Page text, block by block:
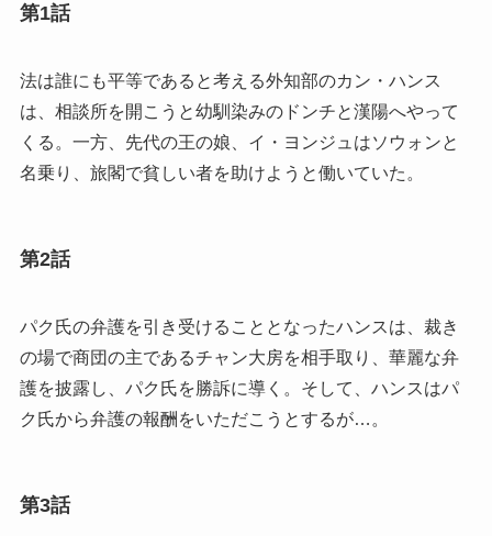
第1話
法は誰にも平等であると考える外知部のカン・ハンス
は、相談所を開こうと幼馴染みのドンチと漢陽へやって
くる。一方、先代の王の娘、イ・ヨンジュはソウォンと
名乗り、旅閣で貧しい者を助けようと働いていた。
第2話
パク氏の弁護を引き受けることとなったハンスは、裁き
の場で商団の主であるチャン大房を相手取り、華麗な弁
護を披露し、パク氏を勝訴に導く。そして、ハンスはパ
ク氏から弁護の報酬をいただこうとするが…。
第3話